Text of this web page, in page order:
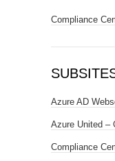
Compliance
Azure AD
Azure United –
Compliance